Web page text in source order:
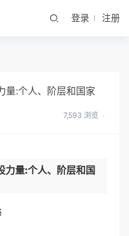
登录 注册
量:个人、阶层和国家
7,593 浏览
力量:个人、阶层和国